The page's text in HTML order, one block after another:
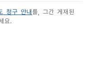
청구 안내를, 그간 게재된
요.